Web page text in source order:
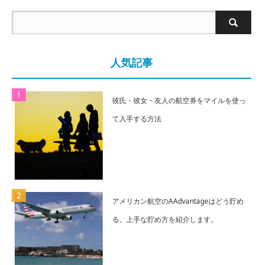
人気記事
彼氏・彼女・友人の航空券をマイルを使っ
て入手する方法
アメリカン航空のAAdvantageはどう貯め
る。上手な貯め方を紹介します。